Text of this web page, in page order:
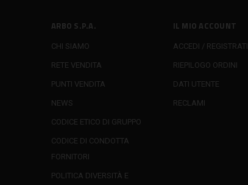
ARBO S.P.A.
CHI SIAMO
RETE VENDITA
PUNTI VENDITA
NEWS
CODICE ETICO DI GRUPPO
CODICE DI CONDOTTA
FORNITORI
POLITICA DIVERSITÀ E
IL MIO ACCOUNT
ACCEDI / REGISTRATI
RIEPILOGO ORDINI
DATI UTENTE
RECLAMI